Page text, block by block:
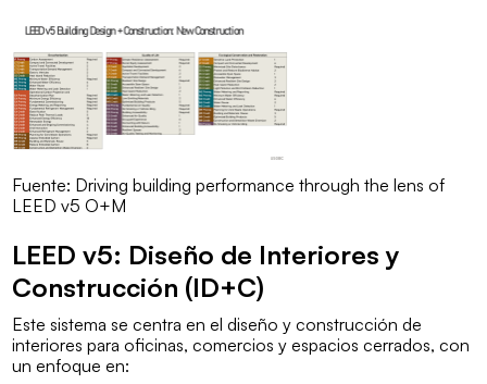
Fuente: Driving building performance through the lens of
LEED v5 O+M
LEED v5: Diseño de Interiores y
Construcción (ID+C)
Este sistema se centra en el diseño y construcción de
interiores para oficinas, comercios y espacios cerrados, con
un enfoque en: